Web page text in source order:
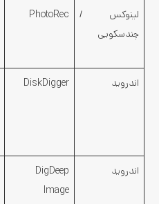
لینوکس /
چندسکویی
PhotoRec
اندروید DiskDigger
اندروید
DigDeep
Image